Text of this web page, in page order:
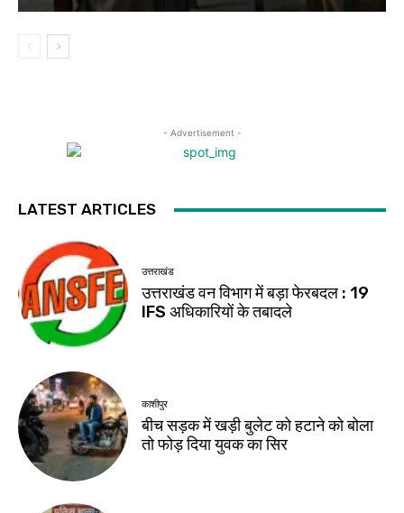
- Advertisement -
LATEST ARTICLES
उत्तराखंड
उत्तराखंड वन विभाग में बड़ा फेरबदल : 19
IFS अधिकारियों के तबादले
काशीपुर
बीच सड़क में खड़ी बुलेट को हटाने को बोला
तो फोड़ दिया युवक का सिर